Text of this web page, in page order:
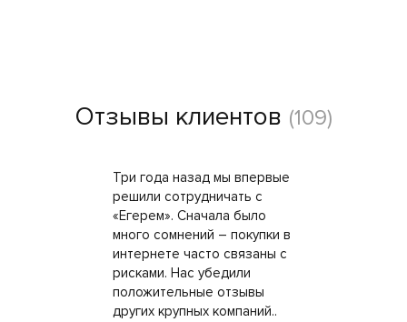
Отзывы клиентов (109)
Три года назад мы впервые
решили сотрудничать с
«Егерем». Сначала было
много сомнений – покупки в
интернете часто связаны с
рисками. Нас убедили
положительные отзывы
других крупных компаний..